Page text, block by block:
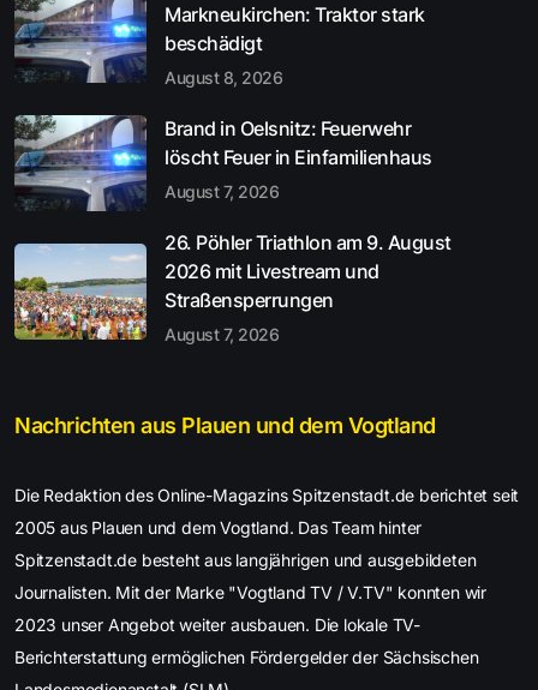
Markneukirchen: Traktor stark
beschädigt
August 8, 2026
Brand in Oelsnitz: Feuerwehr
löscht Feuer in Einfamilienhaus
August 7, 2026
26. Pöhler Triathlon am 9. August
2026 mit Livestream und
Straßensperrungen
August 7, 2026
Nachrichten aus Plauen und dem Vogtland
Die Redaktion des Online-Magazins Spitzenstadt.de berichtet seit
2005 aus Plauen und dem Vogtland. Das Team hinter
Spitzenstadt.de besteht aus langjährigen und ausgebildeten
Journalisten. Mit der Marke "Vogtland TV / V.TV" konnten wir
2023 unser Angebot weiter ausbauen. Die lokale TV-
Berichterstattung ermöglichen Fördergelder der Sächsischen